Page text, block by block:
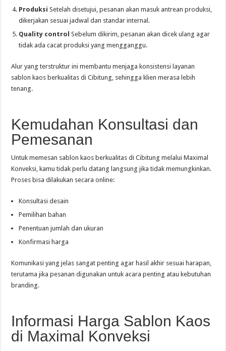
Produksi Setelah disetujui, pesanan akan masuk antrean produksi,
dikerjakan sesuai jadwal dan standar internal.
Quality control Sebelum dikirim, pesanan akan dicek ulang agar
tidak ada cacat produksi yang mengganggu.
Alur yang terstruktur ini membantu menjaga konsistensi layanan
sablon kaos berkualitas di Cibitung, sehingga klien merasa lebih
tenang.
Kemudahan Konsultasi dan
Pemesanan
Untuk memesan sablon kaos berkualitas di Cibitung melalui Maximal
Konveksi, kamu tidak perlu datang langsung jika tidak memungkinkan.
Proses bisa dilakukan secara online:
Konsultasi desain
Pemilihan bahan
Penentuan jumlah dan ukuran
Konfirmasi harga
Komunikasi yang jelas sangat penting agar hasil akhir sesuai harapan,
terutama jika pesanan digunakan untuk acara penting atau kebutuhan
branding.
Informasi Harga Sablon Kaos
di Maximal Konveksi